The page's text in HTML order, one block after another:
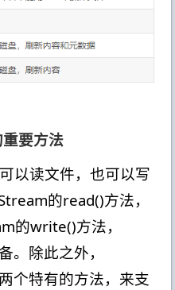
要方法
以读文件，也可以写
的read()方法，
的write()方法，
。除此之外，
个特有的方法，来支